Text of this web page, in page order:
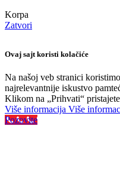
Korpa
Zatvori
Ovaj sajt koristi kolačiće
Na našoj veb stranici
najrelevantnije iskustvo
Klikom na „Prihvati“
Više informacija Više
Pozovite